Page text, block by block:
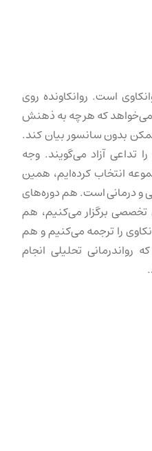
است. روانکاونده روی
او می‌خواهد که هر چه به ذهنش
بدون سانسور بیان کند.
تداعی آزاد می‌گویند. وجه
انتخاب کرده‌ایم، همین
درمانی است. هم دوره‌های
برگزار می‌کنیم، هم
را ترجمه می‌کنیم و هم
رواندرمانی تحلیلی انجام